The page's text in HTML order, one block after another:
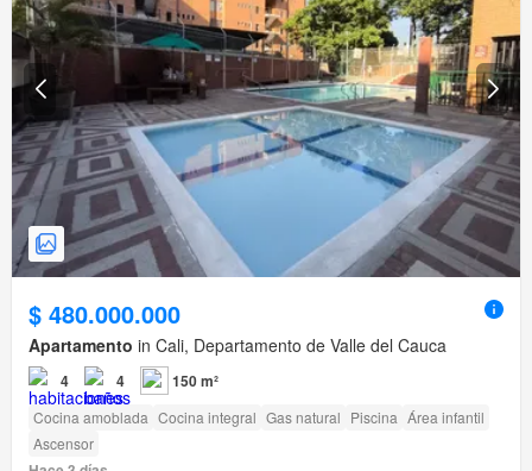
$ 480.000.000
Apartamento in Cali, Departamento de Valle del Cauca
4 4 150 m²
Cocina amoblada Cocina integral Gas natural Piscina Área infantil
Ascensor